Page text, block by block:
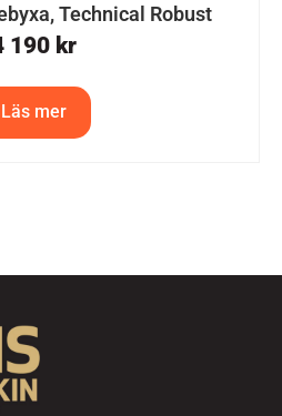
Technical Robust
190 kr
Läs mer